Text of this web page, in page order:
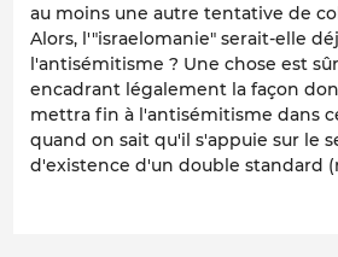
au moins une autre tentative de
Alors, l'"israelomanie" serait-elle
l'antisémitisme ? Une chose est
encadrant légalement la façon
mettra fin à l'antisémitisme dans
quand on sait qu'il s'appuie sur le
d'existence d'un double standard